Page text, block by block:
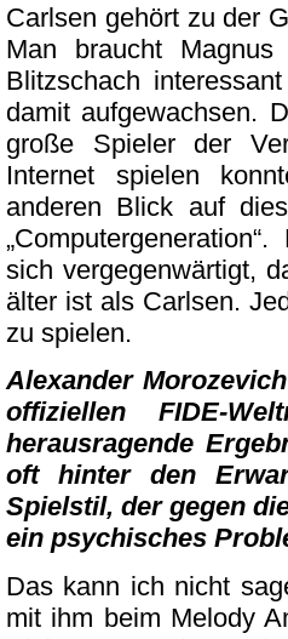
Carlsen gehört zu der
Man braucht
Blitzschach
damit aufgewachsen.
große Spieler der
Internet spielen
anderen Blick auf
sich vergegenwärtigt,
älter ist als Carlsen.
zu spielen.
Alexander
offiziellen FIDE-
herausragende
oft hinter den
Spielstil, der gegen
ein psychisches
Das kann ich nicht
mit ihm beim Melody